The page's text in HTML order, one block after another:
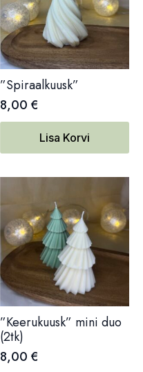
”Spiraalkuusk”
8,00 €
Lisa Korvi
”Keerukuusk” mini duo
(2tk)
8,00 €